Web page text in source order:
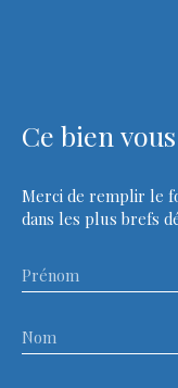
Ce bien
Merci de remplir le
dans les plus brefs
Prénom
Nom